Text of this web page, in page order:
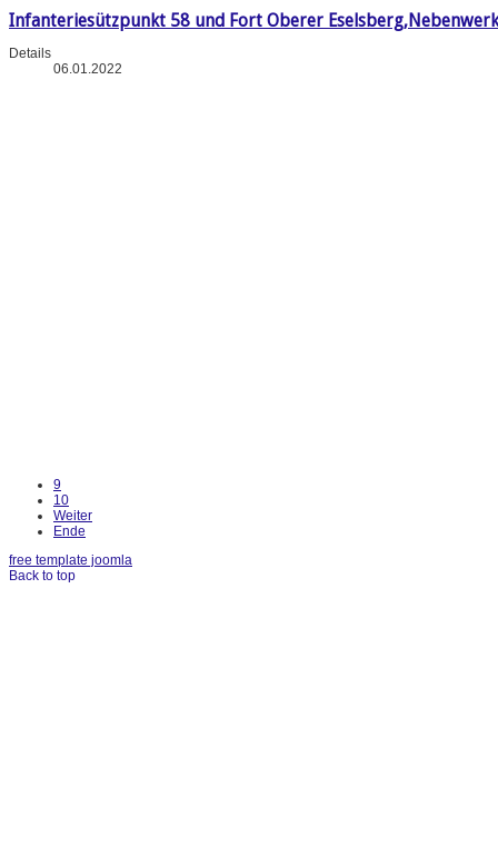
Infanteriesützpunkt 58 und Fort Oberer
Details
06.01.2022
9
10
Weiter
Ende
free template joomla
Back to top